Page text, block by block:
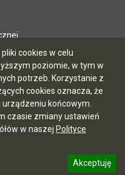
cookies w celu
poziomie, w tym w
potrzeb. Korzystanie z
cookies oznacza, że
końcowym.
czasie zmiany ustawień
w naszej Polityce
Akceptuję
13:09
Sp. z o.o. w Bydgoszczy